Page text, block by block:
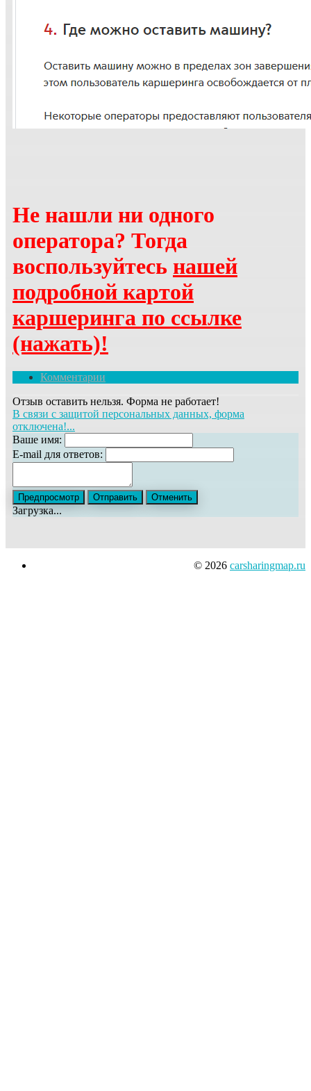
Не нашли ни одного
оператора? Тогда
воспользуйтесь нашей
подробной картой
каршеринга по ссылке
(нажать)!
Комментарии
Отзыв оставить нельзя. Форма не работает!
В связи с защитой персональных данных, форма
отключена!...
Ваше имя:
E-mail для ответов:
Загрузка...
© 2026 carsharingmap.ru